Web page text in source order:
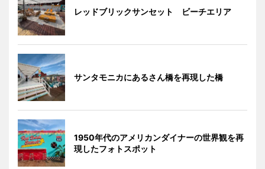
レッドブリックサンセット ビーチエリア
サンタモニカにあるさん橋を再現した橋
1950年代のアメリカンダイナーの世界観を再
現したフォトスポット